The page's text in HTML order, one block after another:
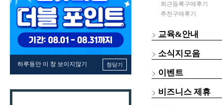
하루동안 이 창 보이지않기 창닫기
최근등록구매후기
추천구매후기
교육&안내
소식지모음
이벤트
비즈니스 제휴